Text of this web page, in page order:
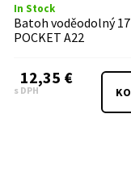
In Stock
Batoh voděodolný
POCKET A22
12,35 €
s DPH